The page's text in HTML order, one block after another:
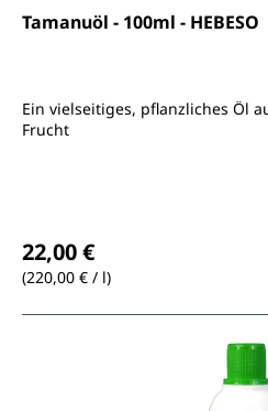
Tamanuöl - 100ml - HEBESO
Ein vielseitiges, pflanzliches Öl
Frucht
22,00 €
(220,00 € / l)